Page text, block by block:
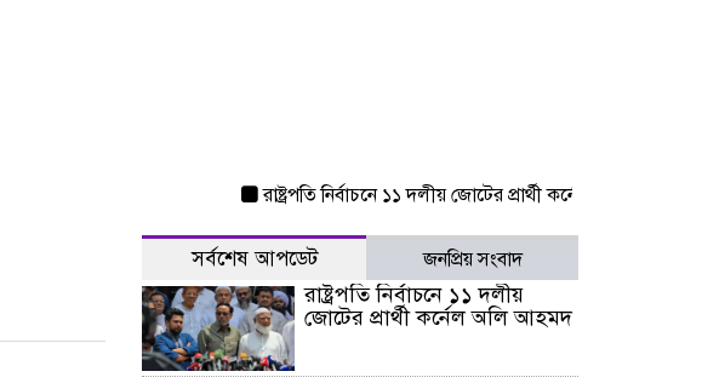
রাষ্ট্রপতি নির্বাচনে ১১ দলীয় জোটের প্রার্থী কর্নেল অলি আহমদ
সর্বশেষ আপডেট জনপ্রিয় সংবাদ
রাষ্ট্রপতি নির্বাচনে ১১ দলীয়
জোটের প্রার্থী কর্নেল অলি আহমদ